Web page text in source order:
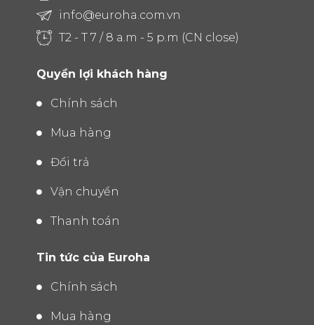
info@euroha.com.vn
T2 - T 7 / 8 a.m - 5 p.m (CN close)
Quyền lợi khách hàng
Chính sách
Mua hàng
Đổi trả
Vận chuyển
Thanh toán
Tin tức của Euroha
Chính sách
Mua hàng